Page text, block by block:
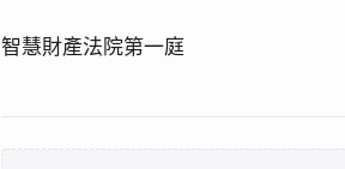
智慧財產法院第一庭